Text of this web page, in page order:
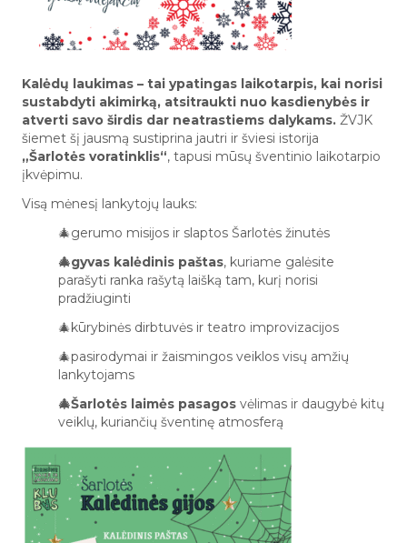
Kalėdų laukimas – tai ypatingas laikotarpis, kai norisi
sustabdyti akimirką, atsitraukti nuo kasdienybės ir
atverti savo širdis dar neatrastiems dalykams. ŽVJK
šiemet šį jausmą sustiprina jautri ir šviesi istorija
„Šarlotės voratinklis“, tapusi mūsų šventinio laikotarpio
įkvėpimu.
Visą mėnesį lankytojų lauks:
🎄gerumo misijos ir slaptos Šarlotės žinutės
🎄gyvas kalėdinis paštas, kuriame galėsite
parašyti ranka rašytą laišką tam, kurį norisi
pradžiuginti
🎄kūrybinės dirbtuvės ir teatro improvizacijos
🎄pasirodymai ir žaismingos veiklos visų amžių
lankytojams
🎄Šarlotės laimės pasagos vėlimas ir daugybė kitų
veiklų, kuriančių šventinę atmosferą